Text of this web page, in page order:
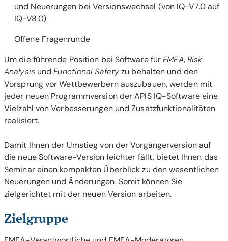
und Neuerungen bei Versionswechsel (von IQ-V7.0 auf
IQ-V8.0)
Offene Fragenrunde
Um die führende Position bei Software fürFMEA,Risk
Analysis undFunctional Safetyzu behalten und den
Vorsprung vor Wettbewerbern auszubauen, werden mit
jeder neuen Programmversion der APIS IQ-Software eine
Vielzahl von Verbesserungen und Zusatzfunktionalitäten
realisiert.
Damit Ihnen der Umstieg von der Vorgängerversion auf
die neue Software-Version leichter fällt, bietet Ihnen das
Seminar einen kompakten Überblick zu den wesentlichen
Neuerungen und Änderungen. Somit können Sie
zielgerichtet mit der neuen Version arbeiten.
Zielgruppe